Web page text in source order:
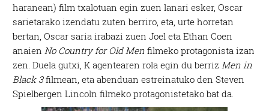
haranean) film txalotuan egin zuen lanari esker, Oscar
sarietarako izendatu zuten berriro, eta, urte horretan
bertan, Oscar saria irabazi zuen Joel eta Ethan Coen
anaien No Country for Old Men filmeko protagonista izan
zen. Duela gutxi, K agentearen rola egin du berriz Men in
Black 3filmean, eta abenduan estreinatuko den Steven
Spielbergen Lincoln filmeko protagonistetako bat da.